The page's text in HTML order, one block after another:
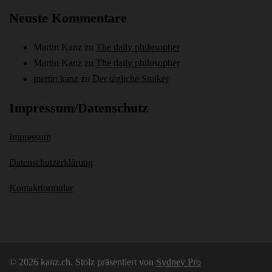
Neuste Kommentare
Martin Kanz zu The daily philosopher
Martin Kanz zu The daily philosopher
martin.kanz zu Der tägliche Stoiker
Impressum/Datenschutz
Impressum
Datenschutzerklärung
Kontaktformular
© 2026 kanz.ch. Stolz präsentiert von Sydney Pro